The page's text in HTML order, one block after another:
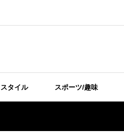
タイル スポーツ/趣味